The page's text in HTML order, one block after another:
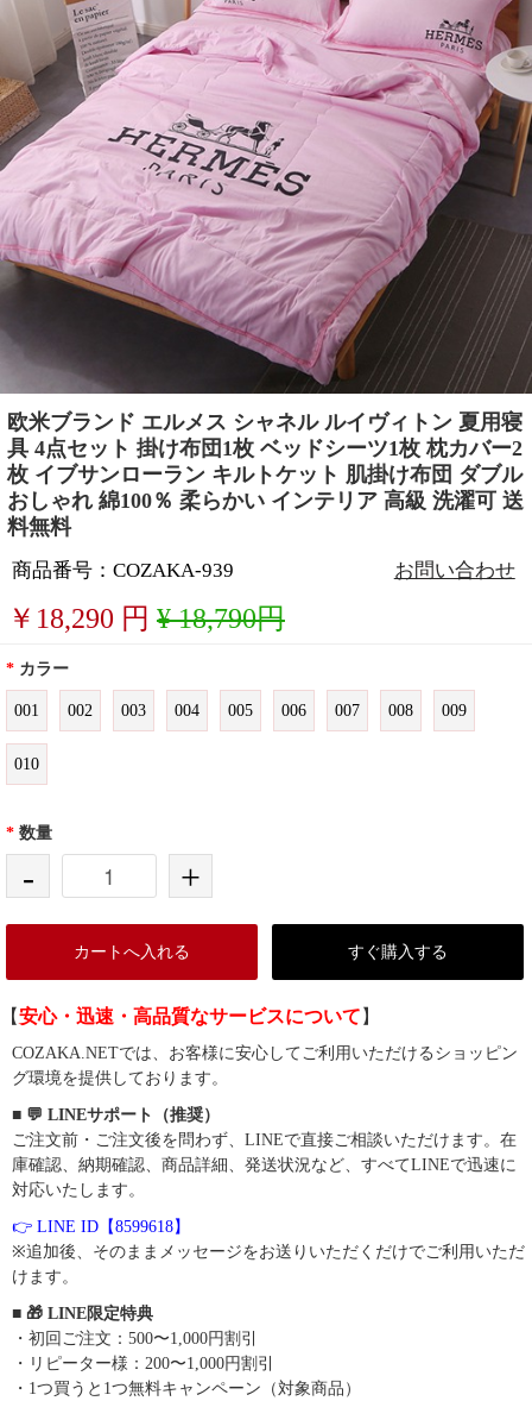
欧米ブランド エルメス シャネル ルイヴィトン 夏用寝
具 4点セット 掛け布団1枚 ベッドシーツ1枚 枕カバー2
枚 イブサンローラン キルトケット 肌掛け布団 ダブル
おしゃれ 綿100％ 柔らかい インテリア 高級 洗濯可 送
料無料
商品番号：COZAKA-939 お問い合わせ
￥ 18,290 円 ¥ 18,790円
* カラー
001 002 003 004 005 006 007 008 009
010
* 数量
- +
カートへ入れる すぐ購入する
【安心・迅速・高品質なサービスについて 】
COZAKA.NETでは、お客様に安心してご利用いただけるショッピン
グ環境を提供しております。
■ 💬 LINEサポート（推奨）
ご注文前・ご注文後を問わず、LINEで直接ご相談いただけます。在
庫確認、納期確認、商品詳細、発送状況など、すべてLINEで迅速に
対応いたします。
👉 LINE ID【8599618】
※追加後、そのままメッセージをお送りいただくだけでご利用いただ
けます。
■ 🎁 LINE限定特典
・初回ご注文：500〜1,000円割引
・リピーター様：200〜1,000円割引
・1つ買うと1つ無料キャンペーン（対象商品）